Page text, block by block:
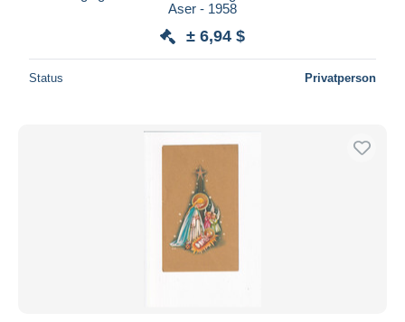
Aser - 1958
± 6,94 $
Status Privatperson